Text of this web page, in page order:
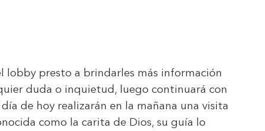
lobby presto a brindarles más información
duda o inquietud, luego continuará con
de hoy realizarán en la mañana una visita
como la carita de Dios, su guía lo